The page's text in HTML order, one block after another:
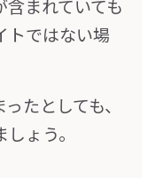
含まれていても
トではない場
たとしても、
ょう。